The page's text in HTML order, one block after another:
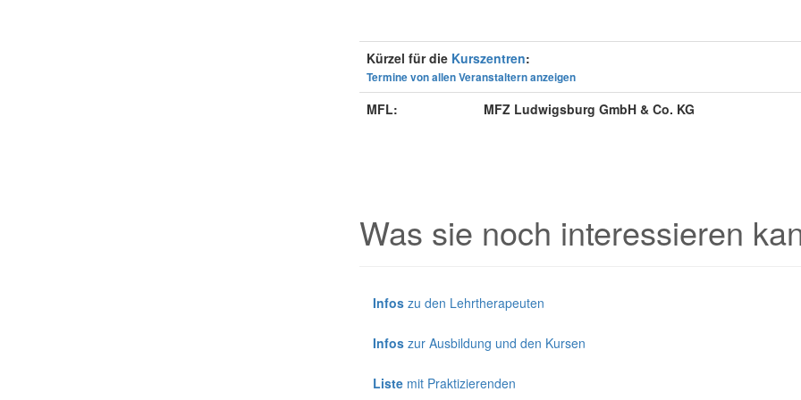
Kürzel für die Kurszentren:
Termine von allen Veranstaltern anzeigen
MFL: MFZ Ludwigsburg GmbH & Co. KG
Was sie noch interessieren
Infos zu den Lehrtherapeuten
Infos zur Ausbildung und den Kursen
Liste mit Praktizierenden